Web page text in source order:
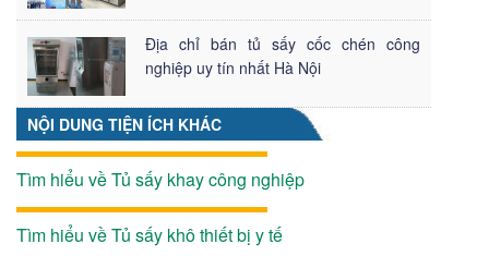
Địa chỉ bán tủ sấy cốc chén công
nghiệp uy tín nhất Hà Nội
NỘI DUNG TIỆN ÍCH KHÁC
Tìm hiểu về Tủ sấy khay công nghiệp
Tìm hiểu về Tủ sấy khô thiết bị y tế